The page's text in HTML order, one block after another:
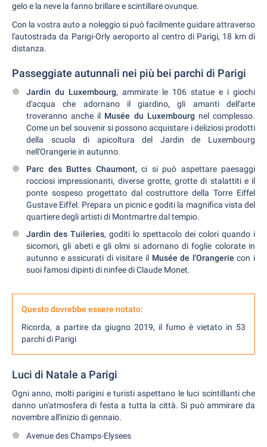
gelo e la neve la fanno brillare e scintillare ovunque.
Con la vostra auto a noleggio si può facilmente guidare attraverso
l'autostrada da Parigi-Orly aeroporto al centro di Parigi, 18 km di
distanza.
Passeggiate autunnali nei più bei parchi di Parigi
Jardin du Luxembourg, ammirate le 106 statue e i giochi
d'acqua che adornano il giardino, gli amanti dell'arte
troveranno anche il Musée du Luxembourg nel complesso.
Come un bel souvenir si possono acquistare i deliziosi prodotti
della scuola di apicoltura del Jardin de Luxembourg
nell'Orangerie in autunno.
Parc des Buttes Chaumont, ci si può aspettare paesaggi
rocciosi impressionanti, diverse grotte, grotte di stalattiti e il
ponte sospeso progettato dal costruttore della Torre Eiffel
Gustave Eiffel. Prepara un picnic e goditi la magnifica vista del
quartiere degli artisti di Montmartre dal tempio.
Jardin des Tuileries, goditi lo spettacolo dei colori quando i
sicomori, gli abeti e gli olmi si adornano di foglie colorate in
autunno e assicurati di visitare il Musée de l'Orangerie con i
suoi famosi dipinti di ninfee di Claude Monet.
Questo dovrebbe essere notato:
Ricorda, a partire da giugno 2019, il fumo è vietato in 53
parchi di Parigi
Luci di Natale a Parigi
Ogni anno, molti parigini e turisti aspettano le luci scintillanti che
danno un'atmosfera di festa a tutta la città. Si può ammirare da
novembre all'inizio di gennaio.
Avenue des Champs-Elysees